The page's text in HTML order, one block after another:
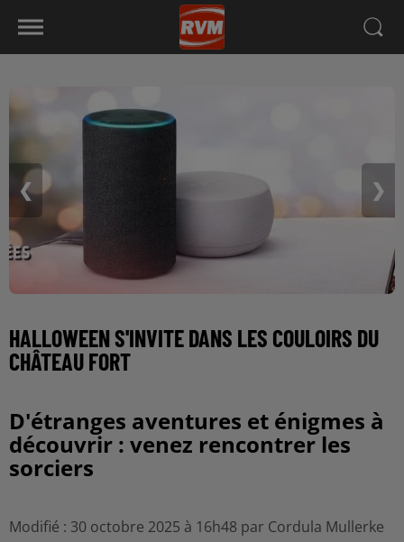
❮ ❯
HALLOWEEN S'INVITE DANS LES COULOIRS DU
CHÂTEAU FORT
D'étranges aventures et énigmes à
découvrir : venez rencontrer les
sorciers
Modifié : 30 octobre 2025 à 16h48 par Cordula Mullerke